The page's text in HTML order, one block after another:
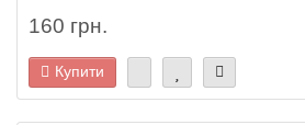
160 грн.
Купити